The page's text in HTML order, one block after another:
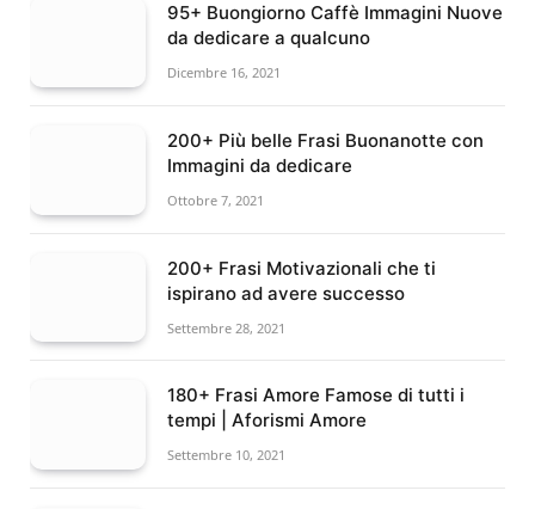
95+ Buongiorno Caffè Immagini Nuove
da dedicare a qualcuno
Dicembre 16, 2021
200+ Più belle Frasi Buonanotte con
Immagini da dedicare
Ottobre 7, 2021
200+ Frasi Motivazionali che ti
ispirano ad avere successo
Settembre 28, 2021
180+ Frasi Amore Famose di tutti i
tempi | Aforismi Amore
Settembre 10, 2021